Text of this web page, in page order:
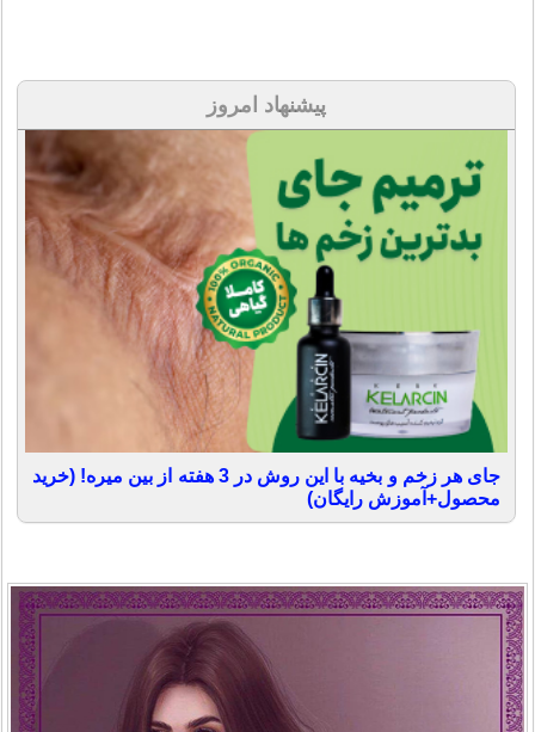
پیشنهاد امروز
جای هر زخم و بخیه با این روش در 3 هفته از بین میره! (خرید
محصول+آموزش رایگان)